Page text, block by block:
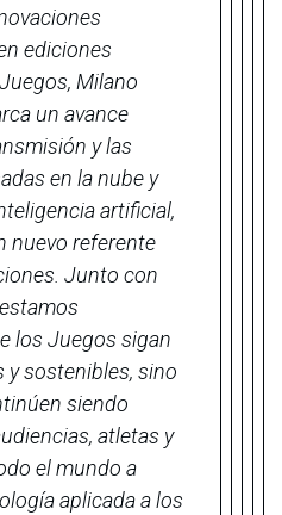
ediciones
Milano
un avance
y las
en la nube y
artificial,
nuevo referente
Junto con
los Juegos sigan
y sostenibles, sino
siendo
atletas y
el mundo a
aplicada a los